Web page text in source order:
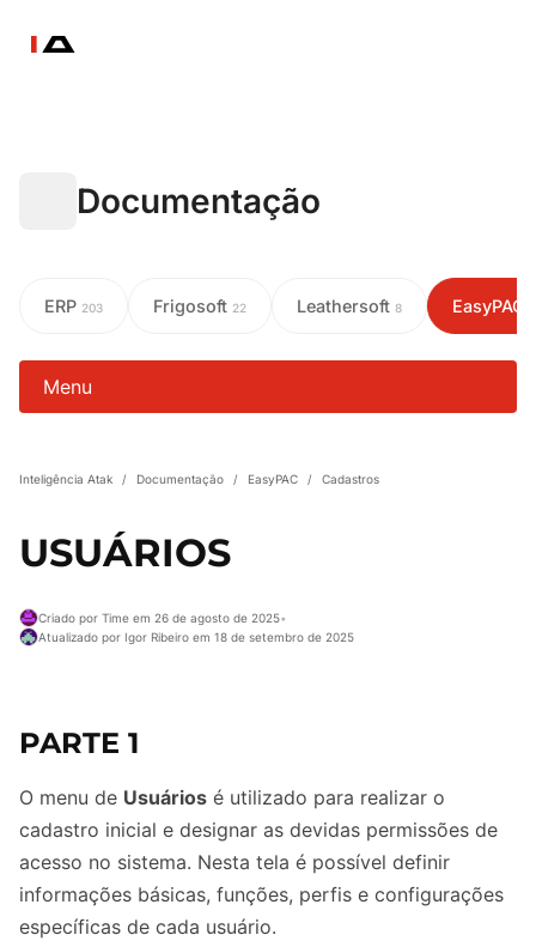
Documentação
ERP 203 Frigosoft 22 Leathersoft 8 EasyPAC
Menu
Inteligência Atak / Documentação / EasyPAC / Cadastros
USUÁRIOS
Criado por Time em 26 de agosto de 2025•
Atualizado por Igor Ribeiro em 18 de setembro de 2025
PARTE 1
O menu de Usuários é utilizado para realizar o
cadastro inicial e designar as devidas permissões de
acesso no sistema. Nesta tela é possível definir
informações básicas, funções, perfis e configurações
específicas de cada usuário.